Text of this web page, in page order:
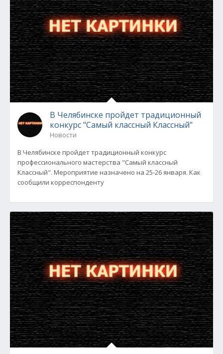
В Челябинске пройдет традиционный
конкурс "Самый классный Классный"
Новости
В Челябинске пройдет традиционный конкурс
профессионального мастерства "Самый классный
Классный". Мероприятие назначено на 25-26 января. Как
сообщили корреспонденту